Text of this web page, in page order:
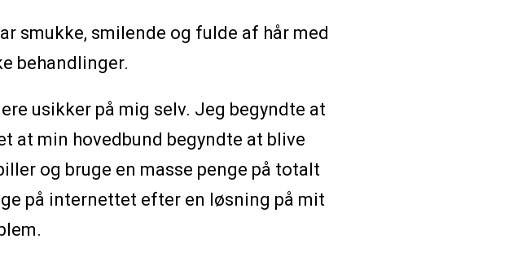
smukke, smilende og fulde af hår med
behandlinger.
usikker på mig selv. Jeg begyndte at
at min hovedbund begyndte at blive
og bruge en masse penge på totalt
på internettet efter en løsning på mit